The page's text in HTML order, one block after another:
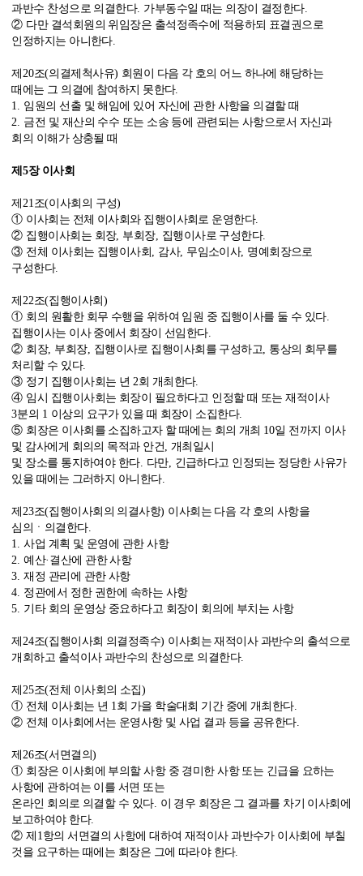
과반수 찬성으로 의결한다. 가부동수일 때는 의장이 결정한다.
② 다만 결석회원의 위임장은 출석정족수에 적용하되 표결권으로
인정하지는 아니한다.
제 20조(의결제척사유) 회원이 다음 각 호의 어느 하나에 해당하는
때에는 그 의결에 참여하지 못한다.
1. 임원의 선출 및 해임에 있어 자신에 관한 사항을 의결할 때
2. 금전 및 재산의 수수 또는 소송 등에 관련되는 사항으로서 자신과
회의 이해가 상충될 때
제 5장 이사회
제 21조(이사회의 구성)
① 이사회는 전체 이사회와 집행이사회로 운영한다.
② 집행이사회는 회장, 부회장, 집행이사로 구성한다.
③ 전체 이사회는 집행이사회 , 감사, 무임소이사, 명예회장으로
구성한다.
제 22조(집행이사회 )
① 회의 원활한 회무 수행을 위하여 임원 중 집행이사를 둘 수 있다.
집행이사는 이사 중에서 회장이 선임한다.
② 회장, 부회장, 집행이사로 집행이사회를 구성하고, 통상의 회무를
처리할 수 있다.
③ 정기 집행이사회는 년 2회 개최한다.
④ 임시 집행이사회는 회장이 필요하다고 인정할 때 또는 재적이사
3분의 1 이상의 요구가 있을 때 회장이 소집한다.
⑤ 회장은 이사회를 소집하고자 할 때에는 회의 개최 10일 전까지 이사
및 감사에게 회의의 목적과 안건, 개최일시
및 장소를 통지하여야 한다. 다만, 긴급하다고 인정되는 정당한 사유가
있을 때에는 그러하지 아니한다.
제 23조(집행이사회의 의결사항) 이사회는 다음 각 호의 사항을
심의ㆍ의결한다.
1.사업 계획 및 운영에 관한 사항
2.예산· 결산에 관한 사항
3.재정 관리에 관한 사항
4. 정관에서 정한 권한에 속하는 사항
5. 기타 회의 운영상 중요하다고 회장이 회의에 부치는 사항
제 24조(집행이사회 의결정족수) 이사회는 재적이사 과반수의 출석으로
개회하고 출석이사 과반수의 찬성으로 의결한다.
제 25조(전체 이사회의 소집)
① 전체 이사회는 년 1회 가을 학술대회 기간 중에 개최한다.
② 전체 이사회에서는 운영사항 및 사업 결과 등을 공유한다.
제 26조(서면결의)
① 회장은 이사회에 부의할 사항 중 경미한 사항 또는 긴급을 요하는
사항에 관하여는 이를 서면 또는
온라인 회의로 의결할 수 있다. 이 경우 회장은 그 결과를 차기 이사회에
보고하여야 한다.
②제 1항의 서면결의 사항에 대하여 재적이사 과반수가 이사회에 부칠
것을 요구하는 때에는 회장은 그에 따라야 한다.